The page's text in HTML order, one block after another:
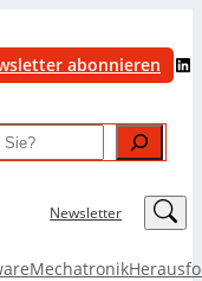
abonnieren LinkedIn
Newsletter LinkedIn
Mechatronik